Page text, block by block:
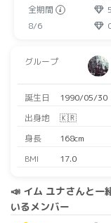
全期間
8/6
グループ
誕生日 1990/05/30
出身地
🇰🇷
身長
168cm
BMI
17.0
📣 イム ユナさんと一
いるメンバー